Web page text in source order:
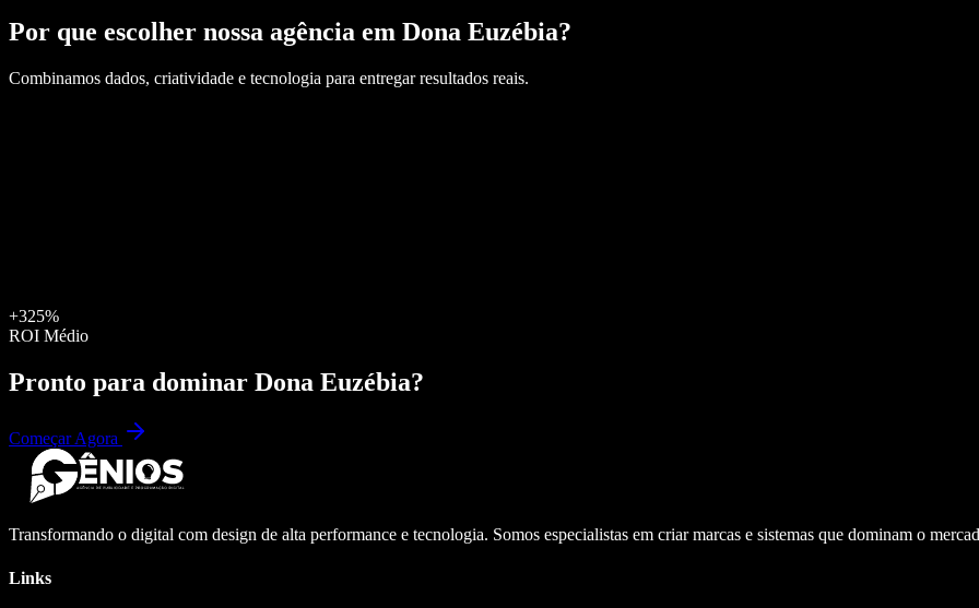
Por que escolher nossa agência em Dona Euzébia?
Combinamos dados, criatividade e tecnologia para entregar resultados reais.
+325%
ROI Médio
Pronto para dominar Dona Euzébia?
Começar Agora
Transformando o digital com design de alta performance e tecnologia. Somos especialistas em criar marcas e sistemas que dominam o
Links